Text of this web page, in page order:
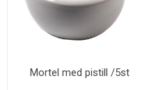
Mortel med pistill /5st